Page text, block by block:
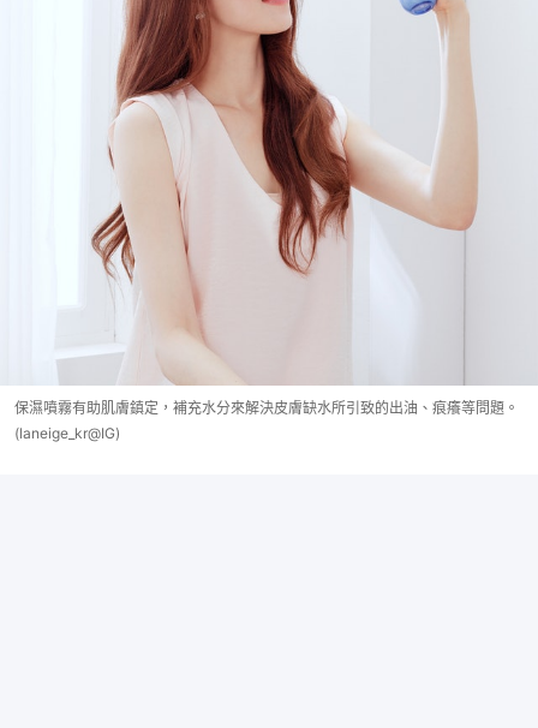
保濕噴霧有助肌膚鎮定，補充水分來解決皮膚缺水所引致的出油、痕癢等問題。
(laneige_kr@IG)